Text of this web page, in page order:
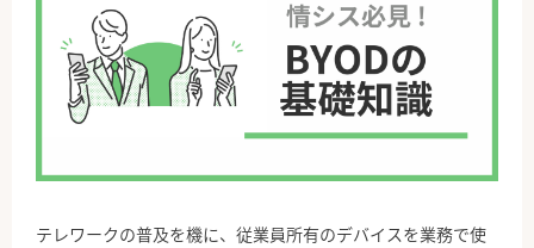
テレワークの普及を機に、従業員所有のデバイスを業務で使